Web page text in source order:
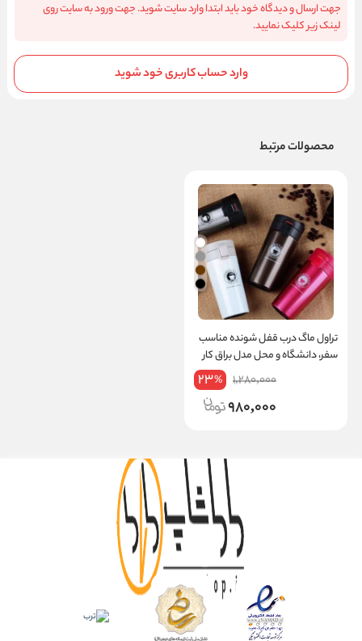
جهت ارسال و دیدگاه خود باید ابتدا وارد سایت شوید. جهت ورود به سایت روی
لینک زیر کلیک نمایید.
وارد حساب کاربری خود شوید
محصولات مرتبط
تراول ماگ درب قفل شونده مناسب
سفر، دانشگاه و محل مدل براق کار
1,280,000
23%
980,000